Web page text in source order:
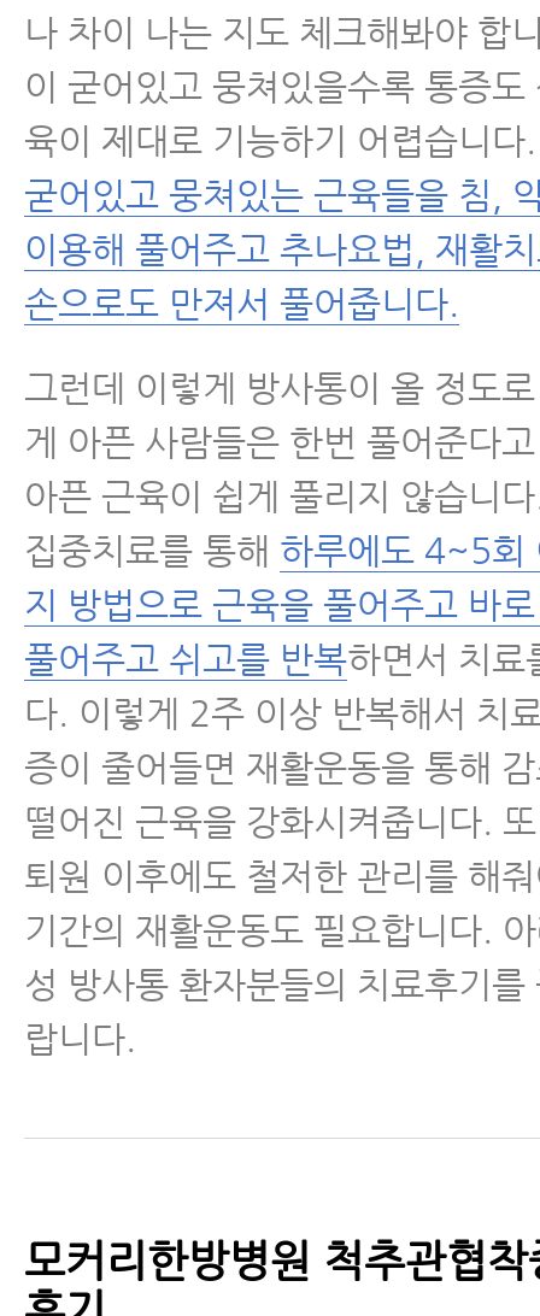
나 차이 나는 지도 체크해봐야 합
이 굳어있고 뭉쳐있을수록 통증도
육이 제대로 기능하기 어렵습니다
굳어있고 뭉쳐있는 근육들을 침,
이용해 풀어주고 추나요법, 재활
손으로도 만져서 풀어줍니다.
그런데 이렇게 방사통이 올 정도
게 아픈 사람들은 한번 풀어준다
아픈 근육이 쉽게 풀리지 않습니
집중치료를 통해 하루에도 4~5회
지 방법으로 근육을 풀어주고 바
풀어주고 쉬고를 반복하면서 치료
다. 이렇게 2주 이상 반복해서 치
증이 줄어들면 재활운동을 통해
떨어진 근육을 강화시켜줍니다.
퇴원 이후에도 철저한 관리를 해
기간의 재활운동도 필요합니다.
성 방사통 환자분들의 치료후기를
랍니다.
모커리한방병원 척추관협